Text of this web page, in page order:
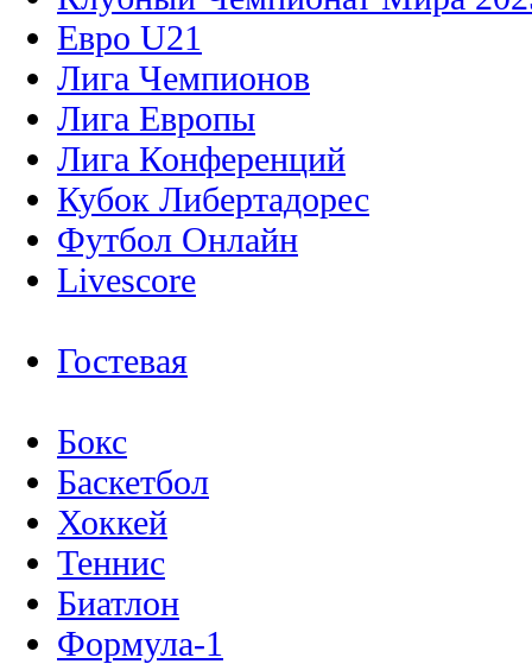
Евро U21
Лига Чемпионов
Лига Европы
Лига Конференций
Кубок Либертадорес
Футбол Онлайн
Livescore
Гостевая
Бокс
Баскетбол
Хоккей
Теннис
Биатлон
Формула-1